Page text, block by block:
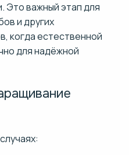
Это важный этап для
и других
когда естественной
для надёжной